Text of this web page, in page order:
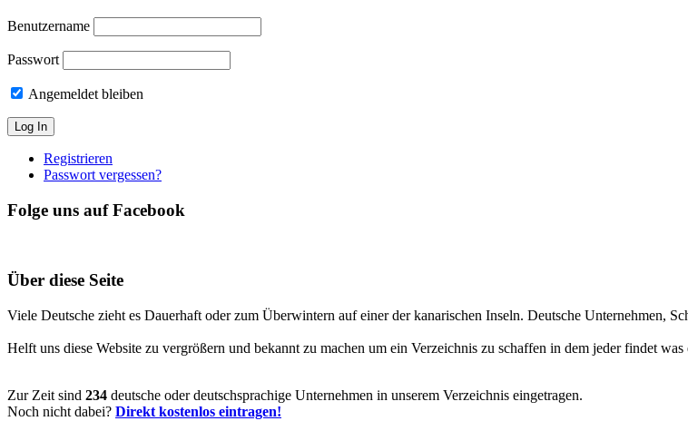
Benutzername
Passwort
Angemeldet bleiben
Registrieren
Passwort vergessen?
Folge uns auf Facebook
Über diese Seite
Viele Deutsche zieht es Dauerhaft oder zum Überwintern auf einer der kanarischen Inseln. Deutsche Unternehmen,
Helft uns diese Website zu vergrößern und bekannt zu machen um ein Verzeichnis zu schaffen in dem jeder findet was
Zur Zeit sind 234 deutsche oder deutschsprachige Unternehmen in unserem Verzeichnis eingetragen.
Noch nicht dabei? Direkt kostenlos eintragen!